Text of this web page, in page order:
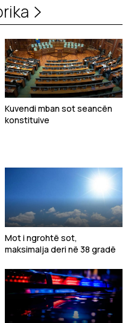
Kuvendi mban sot seancën
konstituive
Mot i ngrohtë sot,
maksimalja deri në 38 gradë